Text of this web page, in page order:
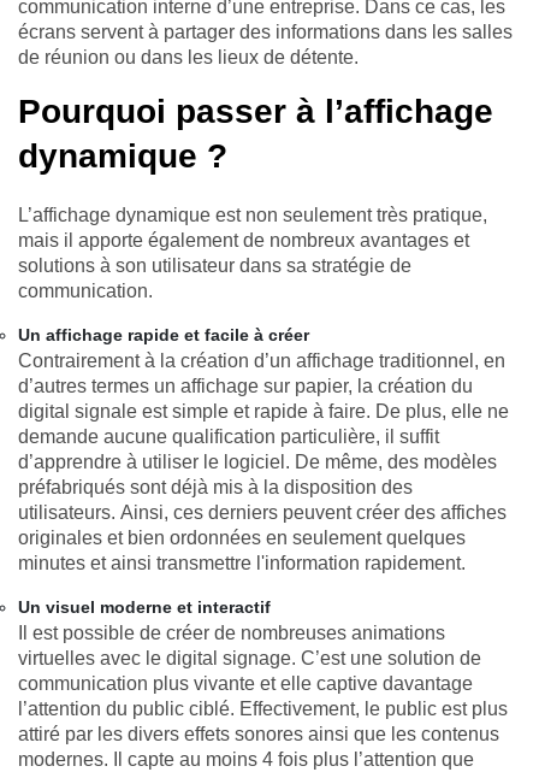
communication interne d’une entreprise. Dans ce cas, les
écrans servent à partager des informations dans les salles
de réunion ou dans les lieux de détente.
Pourquoi passer à l’affichage
dynamique ?
L’affichage dynamique est non seulement très pratique,
mais il apporte également de nombreux avantages et
solutions à son utilisateur dans sa stratégie de
communication.
Un affichage rapide et facile à créer
Contrairement à la création d’un affichage traditionnel, en
d’autres termes un affichage sur papier, la création du
digital signale est simple et rapide à faire. De plus, elle ne
demande aucune qualification particulière, il suffit
d’apprendre à utiliser le logiciel. De même, des modèles
préfabriqués sont déjà mis à la disposition des
utilisateurs. Ainsi, ces derniers peuvent créer des affiches
originales et bien ordonnées en seulement quelques
minutes et ainsi transmettre l'information rapidement.
Un visuel moderne et interactif
Il est possible de créer de nombreuses animations
virtuelles avec le digital signage. C’est une solution de
communication plus vivante et elle captive davantage
l’attention du public ciblé. Effectivement, le public est plus
attiré par les divers effets sonores ainsi que les contenus
modernes. Il capte au moins 4 fois plus l’attention que